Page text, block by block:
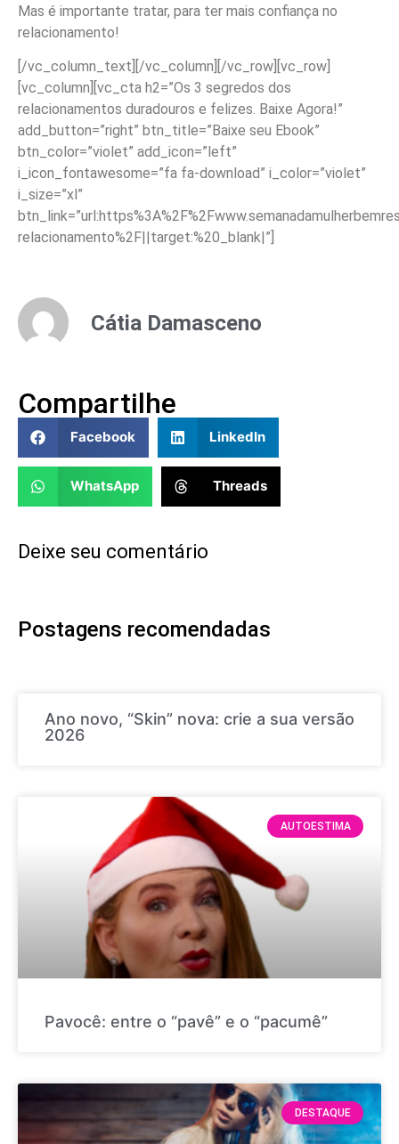
Mas é importante tratar, para ter mais confiança no
relacionamento!
[/vc_column_text][/vc_column][/vc_row][vc_row]
[vc_column][vc_cta h2=”Os 3 segredos dos
relacionamentos duradouros e felizes. Baixe Agora!”
add_button=”right” btn_title=”Baixe seu Ebook”
btn_color=”violet” add_icon=”left”
i_icon_fontawesome=”fa fa-download” i_color=”violet”
i_size=”xl”
relacionamento%2F||target:%20_blank|”]
Cátia Damasceno
Compartilhe
Facebook LinkedIn
WhatsApp Threads
Deixe seu comentário
Postagens recomendadas
Ano novo, “Skin” nova: crie a sua versão
2026
AUTOESTIMA
Pavocê: entre o “pavê” e o “pacumê”
DESTAQUE